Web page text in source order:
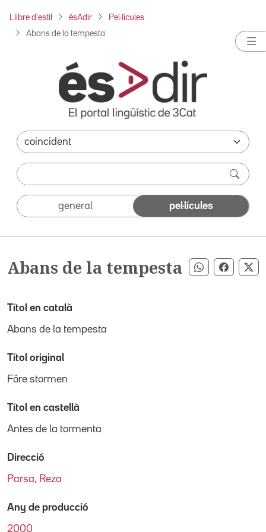
Llibre d'estil ésAdir Pel·lícules
Abans de la tempesta
general pel·lícules
Abans de la tempesta Compartir
Títol en català
Abans de la tempesta
Títol original
Före stormen
Títol en castellà
Antes de la tormenta
Direcció
Parsa, Reza
Any de producció
2000